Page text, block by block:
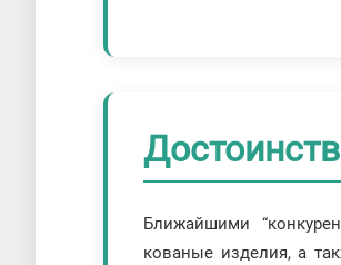
Ближайшими
кованые изделия, а